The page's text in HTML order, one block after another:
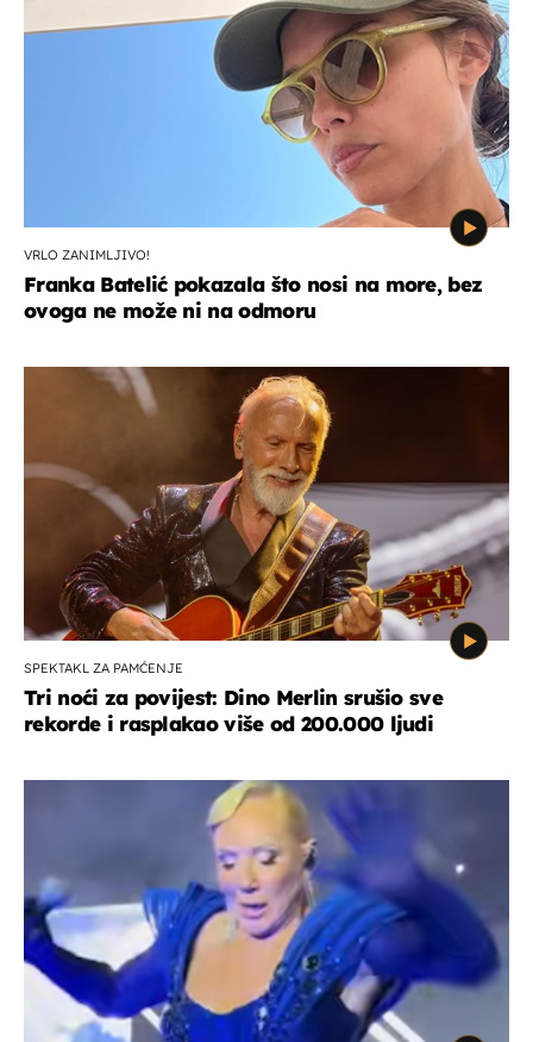
VRLO ZANIMLJIVO!
Franka Batelić pokazala što nosi na more, bez
ovoga ne može ni na odmoru
SPEKTAKL ZA PAMĆENJE
Tri noći za povijest: Dino Merlin srušio sve
rekorde i rasplakao više od 200.000 ljudi